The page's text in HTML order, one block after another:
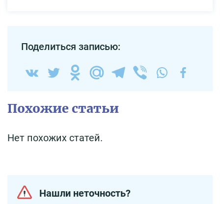
Поделиться записью:
Похожие статьи
Нет похожих статей.
Нашли неточность?